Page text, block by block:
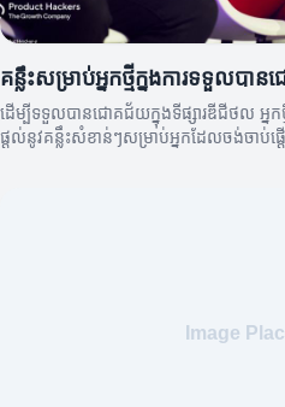
គន្លឹះសម្រាប់អ្នកថ្មីក្នុងការទទួលបា
ដើម្បីទទួលបានជោគជ័យក្នុងទីផ្សារឌីជីថល អ្នកថ្
ផ្តល់នូវគន្លឹះសំខាន់ៗសម្រាប់អ្នកដែលចង់ចាប់ផ្